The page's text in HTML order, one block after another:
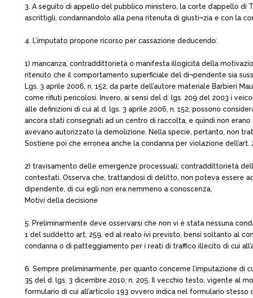
3. A seguito di appello del pubblico ministero, la corte d’appello
ascrittigli, condannandolo alla pena ritenuta di giusti¬zia e con la
4. L’imputato propone ricorso per cassazione deducendo:
1) mancanza, contraddittorietà o manifesta illogicità della
ritenuto che il comportamento superficiale del di¬pendente sia
Lgs. 3 aprile 2006, n. 152, da parte dell’autore materiale Barbieri
come rifiuti pericolosi. Invero, ai sensi del d. lgs. 209 del 2003 i
alle definizioni di cui al d. lgs. 3 aprile 2006, n. 152, possono
ancora stati consegnati ad un centro di raccolta, e quindi non
avevano autorizzato la demolizione. Nella specie, pertanto, non
Sostiene poi che erronea anche la condanna per violazione
2) travisamento delle emergenze processuali; contraddittorietà
contestati. Osserva che, trattandosi di delitto, non poteva essere
dipendente, di cui egli non era nemmeno a conoscenza.
Motivi della decisione
5. Preliminarmente deve osservarsi che non vi è stata nessuna
1 del suddetto art. 259, ed al reato ivi previsto, bensì soltanto al
condanna o di patteggiamento per i reati di traffico illecito di cui
6. Sempre preliminarmente, per quanto concerne l’imputazione di
35 del d. lgs. 3 dicembre 2010, n. 205. Il vecchio testo, vigente al
formulario di cui all’articolo 193 ovvero indica nel formulario